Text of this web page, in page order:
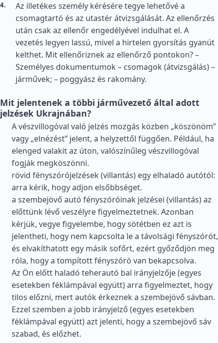
Az illetékes személy kérésére tegye lehetővé a
csomagtartó és az utastér átvizsgálását. Az ellenőrzés
után csak az ellenőr engedélyével indulhat el. A
vezetés legyen lassú, mivel a hirtelen gyorsítás gyanút
kelthet. Mit ellenőriznek az ellenőrző pontokon? –
Személyes dokumentumok – csomagok (átvizsgálás) –
járművek; – poggyász és rakomány.
Mit jelentenek a többi járművezető által adott
jelzések Ukrajnában?
A vészvillogóval való jelzés mozgás közben „köszönöm”
vagy „elnézést” jelent, a helyzettől függően. Például, ha
elenged valakit az úton, valószínűleg vészvillogóval
fogják megköszönni.
rövid fényszórójelzések (villantás) egy elhaladó autótól:
arra kérik, hogy adjon elsőbbséget.
a szembejövő autó fényszóróinak jelzései (villantás) az
előttünk lévő veszélyre figyelmeztetnek. Azonban
kérjük, vegye figyelembe, hogy sötétben ez azt is
jelentheti, hogy nem kapcsolta le a távolsági fényszórót,
és elvakíthatott egy másik sofőrt, ezért győződjön meg
róla, hogy a tompított fényszóró van bekapcsolva.
Az Ön előtt haladó teherautó bal irányjelzője (egyes
esetekben féklámpával együtt) arra figyelmeztet, hogy
tilos előzni, mert autók érkeznek a szembejövő sávban.
Ezzel szemben a jobb irányjelző (egyes esetekben
féklámpával együtt) azt jelenti, hogy a szembejövő sáv
szabad, és előzhet.